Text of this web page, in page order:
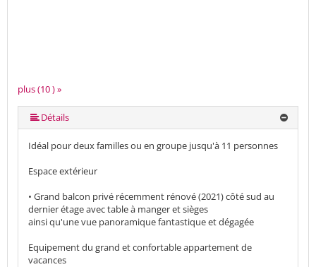
plus (10 ) »
plus (10 ) »
plus (10 ) »
plus (10 ) »
plus (10 ) »
plus (10 ) »
plus (10 ) »
Détails
Idéal pour deux familles ou en groupe jusqu'à 11 personnes
Espace extérieur
• Grand balcon privé récemment rénové (2021) côté sud au
dernier étage avec table à manger et sièges
ainsi qu'une vue panoramique fantastique et dégagée
Equipement du grand et confortable appartement de
vacances